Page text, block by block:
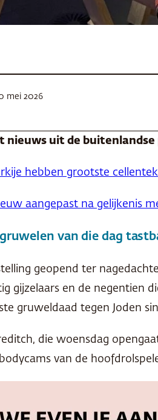
mei 2026
nieuws uit de buitenlandse
hebben grootste
aangepast na gelijkenis
van die dag
geopend ter
gijzelaars en de negentien
gruweldaad tegen Joden
die woensdag
van de